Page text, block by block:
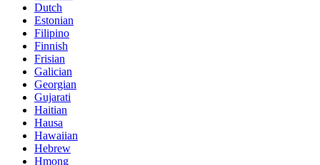
Dutch
Estonian
Filipino
Finnish
Frisian
Galician
Georgian
Gujarati
Haitian
Hausa
Hawaiian
Hebrew
Hmong